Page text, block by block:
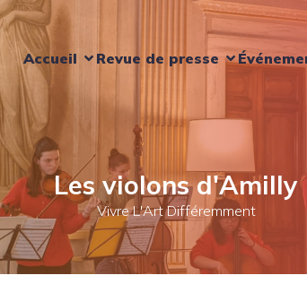
Accueil Revue de presse
Les violons d'Amilly
Vivre L'Art Différemment